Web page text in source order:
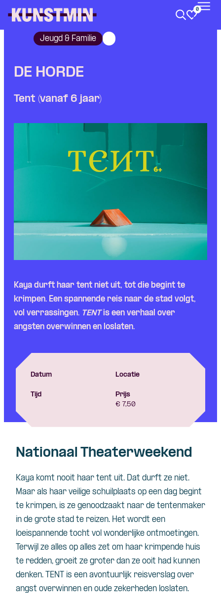
Skip navigatie
0
Jeugd & Familie
DE HORDE
Tent (vanaf 6 jaar)
Kaya durft haar tent niet uit, tot die begint te
krimpen. Een spannende reis naar de stad volgt,
vol verrassingen. TENTis een verhaal over
angsten overwinnen en loslaten.
Datum Locatie
Tijd
Prijs
€ 7,50
Nationaal Theaterweekend
Kaya komt nooit haar tent uit. Dat durft ze niet.
Maar als haar veilige schuilplaats op een dag begint
te krimpen, is ze genoodzaakt naar de tentenmaker
in de grote stad te reizen. Het wordt een
loeispannende tocht vol wonderlijke ontmoetingen.
Terwijl ze alles op alles zet om haar krimpende huis
te redden, groeit ze groter dan ze ooit had kunnen
denken. TENT is een avontuurlijk reisverslag over
angst overwinnen en oude zekerheden loslaten.